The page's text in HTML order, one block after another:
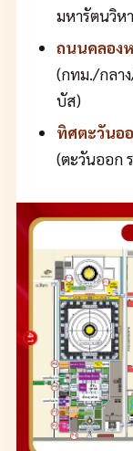
มหารัตนวิห
ถนนคลอง
(กทม./กลา
บัส)
ทิศตะวันอ
(ตะวันออก